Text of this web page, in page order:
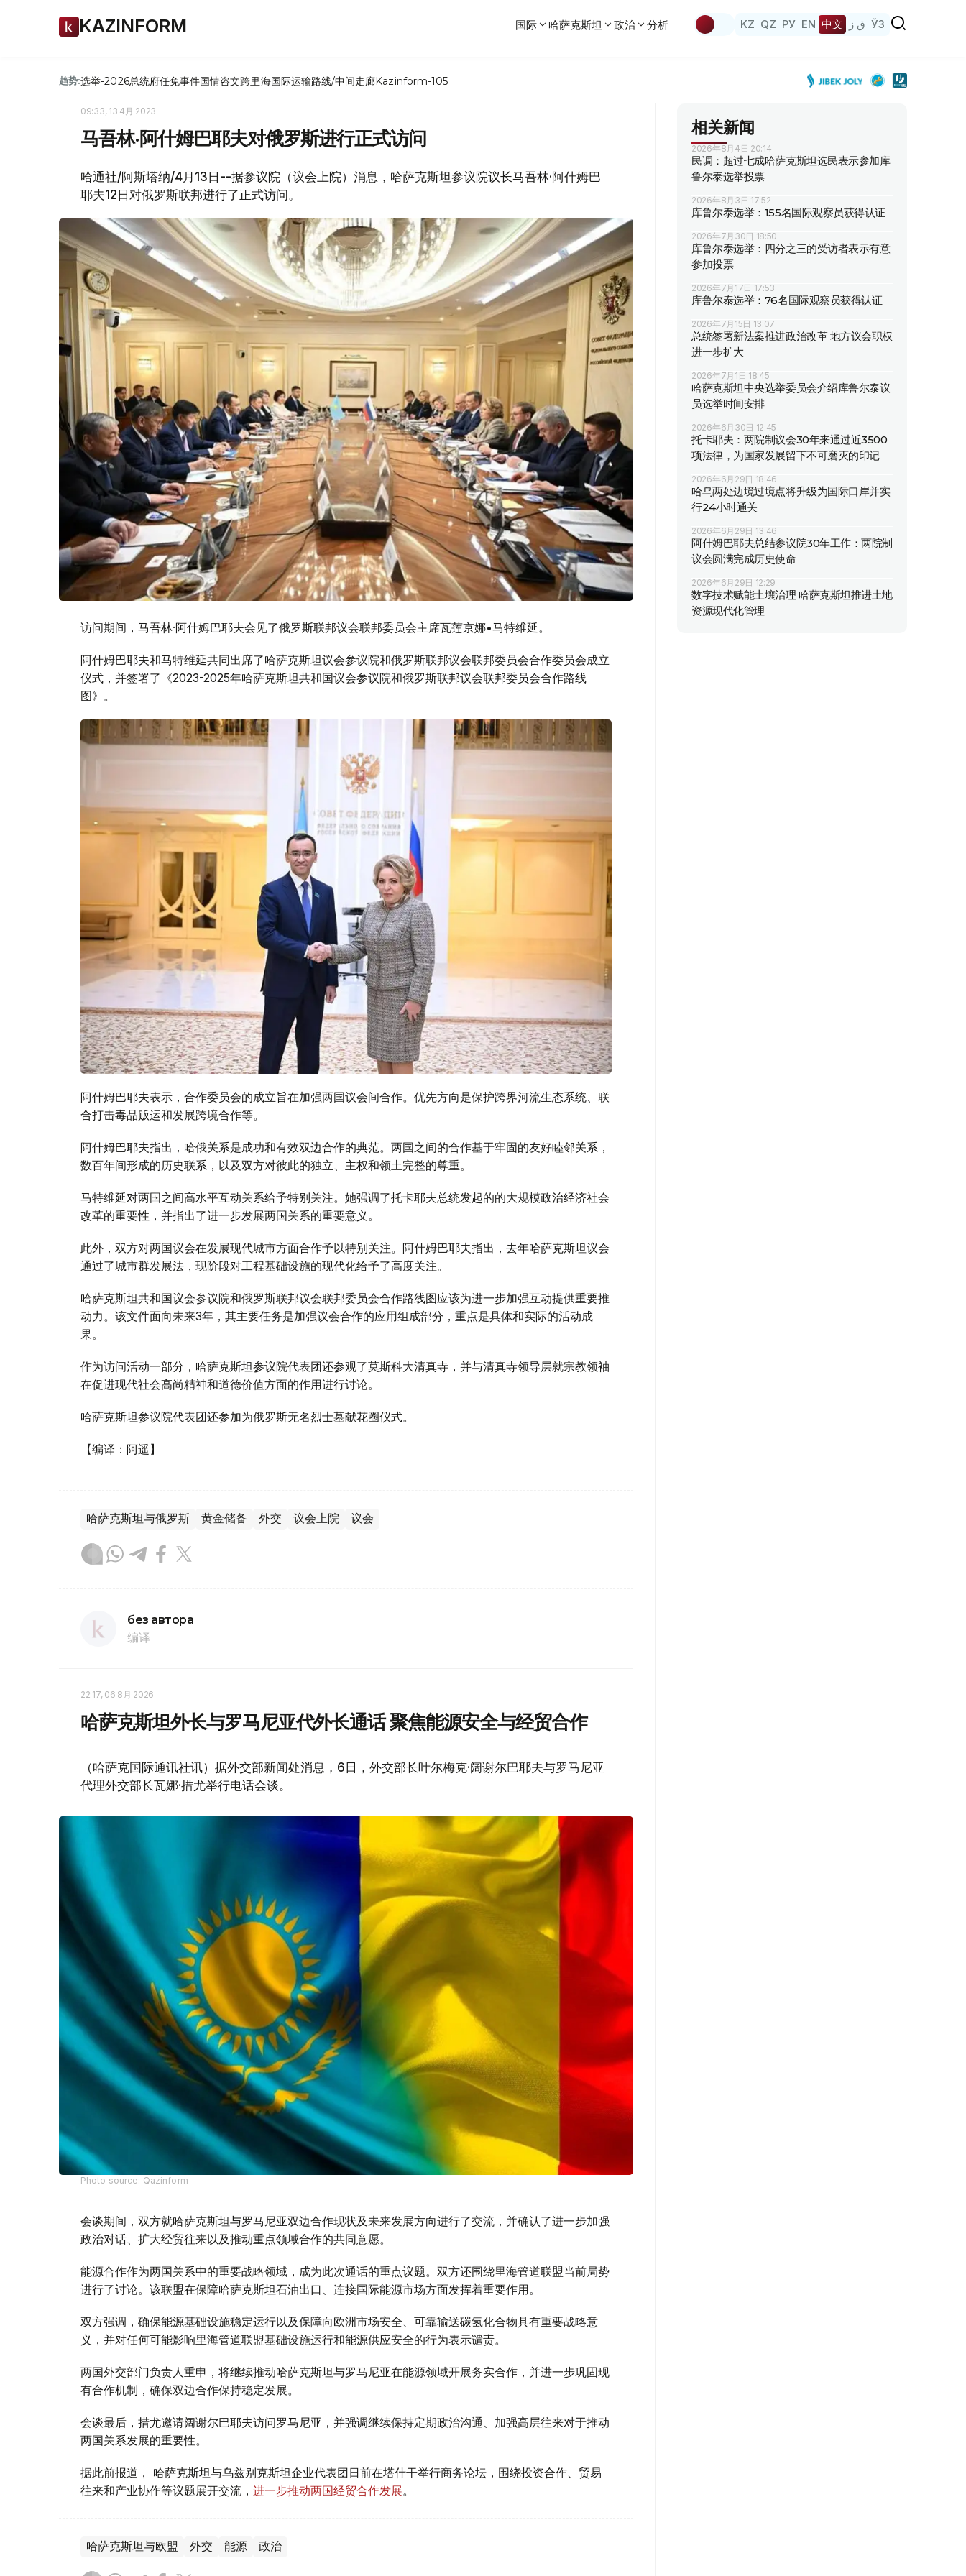
KAZINFORM 国际 哈萨克斯坦 政治 分析 KZ QZ РУ EN 中文 ق ز ЎЗ
趋势:选举-2026总统府任免事件国情咨文跨里海国际运输路线/中间走廊Kazinform-105
09:33, 13 4月 2023
马吾林·阿什姆巴耶夫对俄罗斯进行正式访问
哈通社/阿斯塔纳/4月13日--据参议院（议会上院）消息，哈萨克斯坦参议院议长马吾林·阿什姆巴
耶夫12日对俄罗斯联邦进行了正式访问。
访问期间，马吾林·阿什姆巴耶夫会见了俄罗斯联邦议会联邦委员会主席瓦莲京娜•马特维延。
阿什姆巴耶夫和马特维延共同出席了哈萨克斯坦议会参议院和俄罗斯联邦议会联邦委员会合作委员会成立
仪式，并签署了《2023-2025年哈萨克斯坦共和国议会参议院和俄罗斯联邦议会联邦委员会合作路线
图》。
阿什姆巴耶夫表示，合作委员会的成立旨在加强两国议会间合作。优先方向是保护跨界河流生态系统、联
合打击毒品贩运和发展跨境合作等。
阿什姆巴耶夫指出，哈俄关系是成功和有效双边合作的典范。两国之间的合作基于牢固的友好睦邻关系，
数百年间形成的历史联系，以及双方对彼此的独立、主权和领土完整的尊重。
马特维延对两国之间高水平互动关系给予特别关注。她强调了托卡耶夫总统发起的的大规模政治经济社会
改革的重要性，并指出了进一步发展两国关系的重要意义。
此外，双方对两国议会在发展现代城市方面合作予以特别关注。阿什姆巴耶夫指出，去年哈萨克斯坦议会
通过了城市群发展法，现阶段对工程基础设施的现代化给予了高度关注。
哈萨克斯坦共和国议会参议院和俄罗斯联邦议会联邦委员会合作路线图应该为进一步加强互动提供重要推
动力。该文件面向未来3年，其主要任务是加强议会合作的应用组成部分，重点是具体和实际的活动成
果。
作为访问活动一部分，哈萨克斯坦参议院代表团还参观了莫斯科大清真寺，并与清真寺领导层就宗教领袖
在促进现代社会高尚精神和道德价值方面的作用进行讨论。
哈萨克斯坦参议院代表团还参加为俄罗斯无名烈士墓献花圈仪式。
【编译：阿遥】
哈萨克斯坦与俄罗斯 黄金储备 外交 议会上院 议会
без автора
编译
22:17, 06 8月 2026
哈萨克斯坦外长与罗马尼亚代外长通话 聚焦能源安全与经贸合作
（哈萨克国际通讯社讯）据外交部新闻处消息，6日，外交部长叶尔梅克·阔谢尔巴耶夫与罗马尼亚
代理外交部长瓦娜·措尤举行电话会谈。
Photo source: Qazinform
会谈期间，双方就哈萨克斯坦与罗马尼亚双边合作现状及未来发展方向进行了交流，并确认了进一步加强
政治对话、扩大经贸往来以及推动重点领域合作的共同意愿。
能源合作作为两国关系中的重要战略领域，成为此次通话的重点议题。双方还围绕里海管道联盟当前局势
进行了讨论。该联盟在保障哈萨克斯坦石油出口、连接国际能源市场方面发挥着重要作用。
双方强调，确保能源基础设施稳定运行以及保障向欧洲市场安全、可靠输送碳氢化合物具有重要战略意
义，并对任何可能影响里海管道联盟基础设施运行和能源供应安全的行为表示谴责。
两国外交部门负责人重申，将继续推动哈萨克斯坦与罗马尼亚在能源领域开展务实合作，并进一步巩固现
有合作机制，确保双边合作保持稳定发展。
会谈最后，措尤邀请阔谢尔巴耶夫访问罗马尼亚，并强调继续保持定期政治沟通、加强高层往来对于推动
两国关系发展的重要性。
据此前报道， 哈萨克斯坦与乌兹别克斯坦企业代表团日前在塔什干举行商务论坛，围绕投资合作、贸易
往来和产业协作等议题展开交流， 进一步推动两国经贸合作发展。
哈萨克斯坦与欧盟 外交 能源 政治
相关新闻
2026年8月4日 20:14
民调：超过七成哈萨克斯坦选民表示参加库
鲁尔泰选举投票
2026年8月3日 17:52
库鲁尔泰选举：155名国际观察员获得认证
2026年7月30日 18:50
库鲁尔泰选举：四分之三的受访者表示有意
参加投票
2026年7月17日 17:53
库鲁尔泰选举：76名国际观察员获得认证
2026年7月15日 13:07
总统签署新法案推进政治改革 地方议会职权
进一步扩大
2026年7月1日 18:45
哈萨克斯坦中央选举委员会介绍库鲁尔泰议
员选举时间安排
2026年6月30日 12:45
托卡耶夫：两院制议会30年来通过近3500
项法律，为国家发展留下不可磨灭的印记
2026年6月29日 18:46
哈乌两处边境过境点将升级为国际口岸并实
行24小时通关
2026年6月29日 13:46
阿什姆巴耶夫总结参议院30年工作：两院制
议会圆满完成历史使命
2026年6月29日 12:29
数字技术赋能土壤治理 哈萨克斯坦推进土地
资源现代化管理